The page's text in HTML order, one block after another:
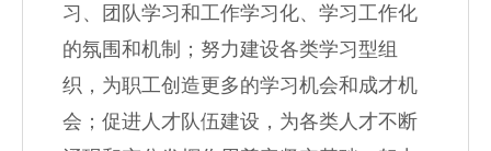
习、团队学习和工作学习化、学习工作化
的氛围和机制；努力建设各类学习型组
织，为职工创造更多的学习机会和成才机
会；促进人才队伍建设，为各类人才不断